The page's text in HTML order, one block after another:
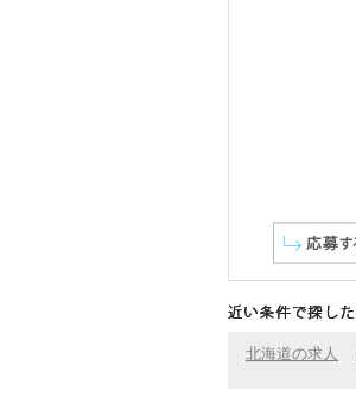
北海道の求人